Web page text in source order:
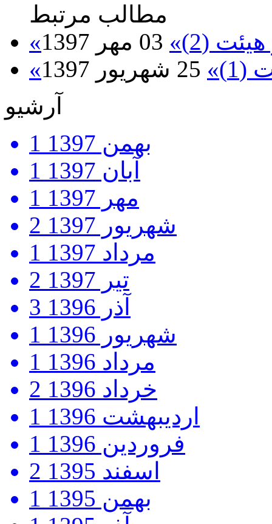
مطالب مرتبط
(2)»
آرشیو
بهمن 1397
1
آبان 1397
1
مهر 1397
1
شهریور 1397
2
مرداد 1397
1
تیر 1397
2
آذر 1396
3
شهریور 1396
1
مرداد 1396
1
خرداد 1396
2
اردیبهشت 1396
1
فروردین 1396
1
اسفند 1395
2
بهمن 1395
1